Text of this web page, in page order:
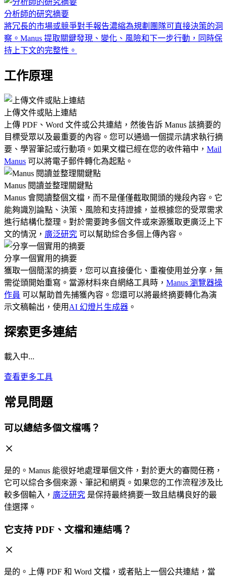
分析師的研究摘要
將冗長的市場或競爭對手報告濃縮為規劃團隊可直接決策的洞
察。Manus 提取關鍵發現、變化、風險和下一步行動，同時保
持上下文的完整性。
工作原理
上傳文件或貼上連結
上傳 PDF、Word 文件或公共連結，然後告訴 Manus 該摘要的
目標受眾以及最重要的內容。您可以通過一個提示請求執行摘
要、學習筆記或行動項。如果文檔已經在您的收件箱中， Mail
Manus 可以將電子郵件轉化為起點。
Manus 閱讀並整理關鍵點
Manus 會閱讀整個文檔，而不是僅僅截取開頭的幾段內容。它
能夠識別論點、決策、風險和支持證據，並根據您的受眾需求
進行結構化整理。對於需要跨多個文件或來源獲取更廣泛上下
文的情況， 廣泛研究 可以幫助綜合多個上傳內容。
分享一個實用的摘要
獲取一個簡潔的摘要，您可以直接優化、重複使用並分享，無
需從頭開始重寫。當源材料來自網絡工具時， Manus 瀏覽器操
作員 可以幫助首先捕獲內容。您還可以將最終摘要轉化為演
示文稿輸出，使用 AI 幻燈片生成器 。
探索更多連結
載入中...
查看更多工具
常見問題
可以總結多個文檔嗎？
是的。Manus 能很好地處理單個文件，對於更大的審閱任務，
它可以綜合多個來源、筆記和網頁。如果您的工作流程涉及比
較多個輸入， 廣泛研究 是保持最終摘要一致且結構良好的最
佳選擇。
它支持 PDF、文檔和連結嗎？
是的。上傳 PDF 和 Word 文檔，或者貼上一個公共連結，當